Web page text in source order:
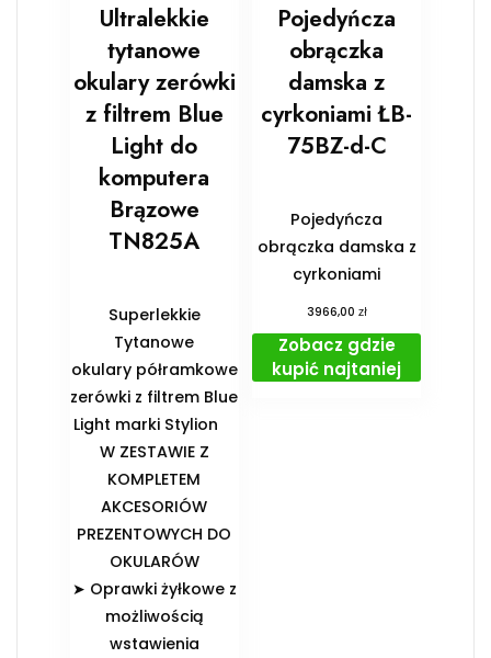
Ultralekkie
tytanowe
okulary zerówki
z filtrem Blue
Light do
komputera
Brązowe
TN825A
Superlekkie
Tytanowe
okulary półramkowe
zerówki z filtrem Blue
Light marki Stylion
️W ZESTAWIE Z
KOMPLETEM
AKCESORIÓW
PREZENTOWYCH DO
OKULARÓW️
➤ Oprawki żyłkowe z
możliwością
wstawienia
Pojedyńcza
obrączka
damska z
cyrkoniami ŁB-
75BZ-d-C
Pojedyńcza
obrączka damska z
cyrkoniami
3966,00 zł
Zobacz gdzie
kupić najtaniej